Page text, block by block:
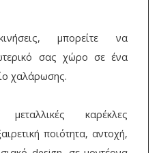
μπορείτε να
σας χώρο σε ένα
χαλάρωσης.
καρέκλες
ποιότητα, αντοχή,